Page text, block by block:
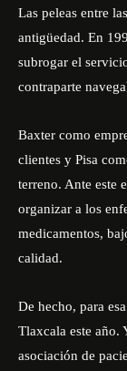
Las peleas entre
antigüedad. En
subrogar el
contraparte
Baxter como
clientes y Pisa
terreno. Ante este
organizar a los
medicamentos,
calidad.
De hecho, para
Tlaxcala este año.
asociación de